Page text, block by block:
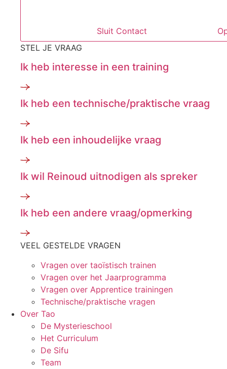
Sluit Contact
STEL JE VRAAG
Ik heb interesse in een training
Ik heb een technische/praktische vraag
Ik heb een inhoudelijke vraag
Ik wil Reinoud uitnodigen als spreker
Ik heb een andere vraag/opmerking
VEEL GESTELDE VRAGEN
Vragen over taoïstisch trainen
Vragen over het Jaarprogramma
Vragen over Apprentice trainingen
Technische/praktische vragen
Over Tao
De Mysterieschool
Het Curriculum
De Sifu
Team